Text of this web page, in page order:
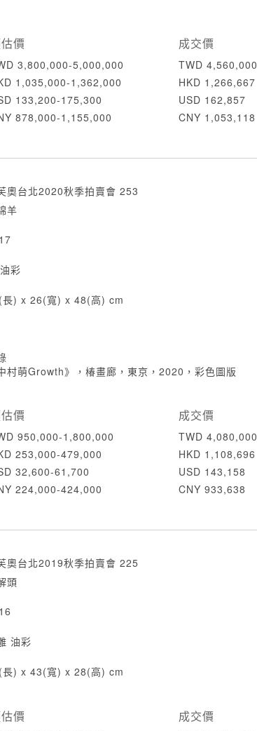
價
3,800,000-5,000,000
1,035,000-1,362,000
133,200-175,300
878,000-1,155,000
成交價
TWD 4,560,000
HKD 1,266,667
USD 162,857
CNY 1,053,118
奧台北2020秋季拍賣會 253
羊
彩
) x 26(寬) x 48(高) cm
村萌Growth》，椿畫廊，東京，2020，彩色圖版
價
950,000-1,800,000
253,000-479,000
32,600-61,700
224,000-424,000
成交價
TWD 4,080,000
HKD 1,108,696
USD 143,158
CNY 933,638
奧台北2019秋季拍賣會 225
頭
油彩
) x 43(寬) x 28(高) cm
價 成交價